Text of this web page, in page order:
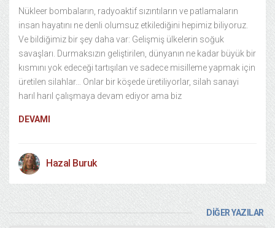
Nükleer bombaların, radyoaktif sızıntıların ve patlamaların
insan hayatını ne denli olumsuz etkilediğini hepimiz biliyoruz.
Ve bildiğimiz bir şey daha var: Gelişmiş ülkelerin soğuk
savaşları. Durmaksızın geliştirilen, dünyanın ne kadar büyük bir
kısmını yok edeceği tartışılan ve sadece misilleme yapmak için
üretilen silahlar… Onlar bir köşede üretiliyorlar, silah sanayi
harıl harıl çalışmaya devam ediyor ama biz
DEVAMI
Hazal Buruk
DİĞER YAZILAR